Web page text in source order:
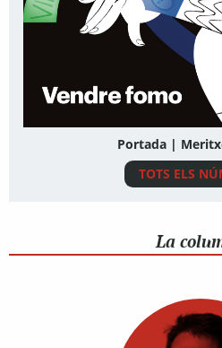
Portada |
TOTS ELS
La